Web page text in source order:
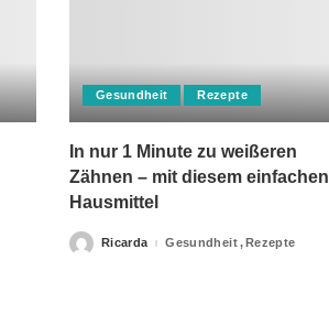
Gesundheit Rezepte
In nur 1 Minute zu weißeren
Zähnen – mit diesem einfachen
Hausmittel
PostedRicarda Gesundheit Rezepte